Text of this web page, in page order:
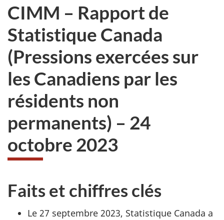
CIMM – Rapport de
Statistique Canada
(Pressions exercées sur
les Canadiens par les
résidents non
permanents) – 24
octobre 2023
Faits et chiffres clés
Le 27 septembre 2023, Statistique Canada a